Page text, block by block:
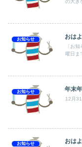
の大き
お知らせ おは
〔お
曜日ま
お知らせ 年末
12月
お知らせ おは